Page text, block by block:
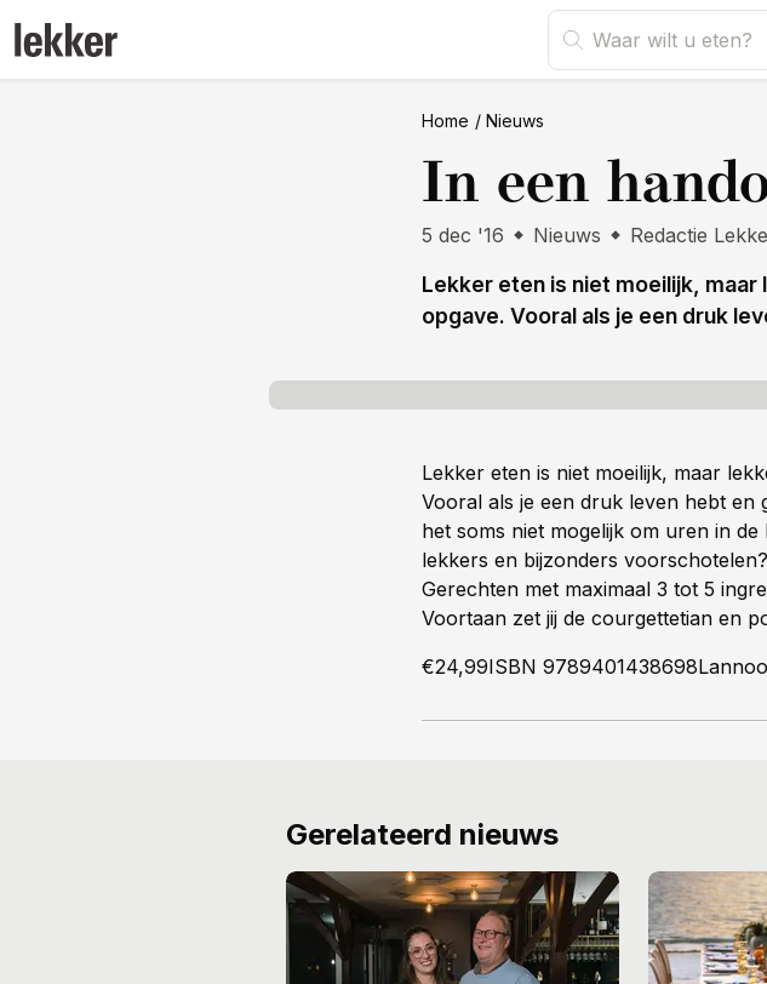
Home Nieuws
In een
5 dec '16 Nieuws Redactie
Lekker eten is niet moeilijk,
opgave. Vooral als je een druk
Lekker eten is niet moeilijk, maar
Vooral als je een druk leven hebt
het soms niet mogelijk om uren in
lekkers en bijzonders
Gerechten met maximaal 3 tot 5
Voortaan zet jij de courgettetian en
€24,99ISBN 9789401438698Lannoo
Gerelateerd nieuws